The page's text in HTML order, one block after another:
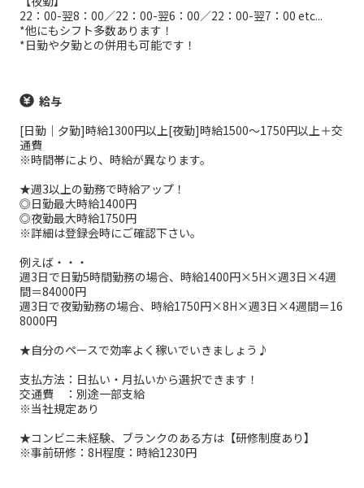
22：00-翌8：00／22：00-翌6：00／22：00-翌7：00 etc...
*他にもシフト多数あります！
*日勤や夕勤との併用も可能です！
給与
[日勤｜夕勤]時給1300円以上[夜勤]時給1500～1750円以上＋交
通費
※時間帯により、時給が異なります。
★週3以上の勤務で時給アップ！
◎日勤最大時給1400円
◎夜勤最大時給1750円
※詳細は登録会時にご確認下さい。
例えば・・・
週3日で日勤5時間勤務の場合、時給1400円×5H×週3日×4週
間＝84000円
週3日で夜勤勤務の場合、時給1750円×8H×週3日×4週間＝16
8000円
★自分のペースで効率よく稼いでいきましょう♪
支払方法：日払い・月払いから選択できます！
交通費 ：別途一部支給
※当社規定あり
★コンビニ未経験、ブランクのある方は【研修制度あり】
※事前研修：8H程度：時給1230円